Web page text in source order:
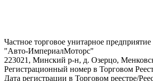
Частное торговое унитарное предприятие
"Авто-ИмпериалМоторс"
223021, Минский р-н, д. Озерцо,
Регистрационный номер в Торговом
Дата регистрации в Торговом реестре/